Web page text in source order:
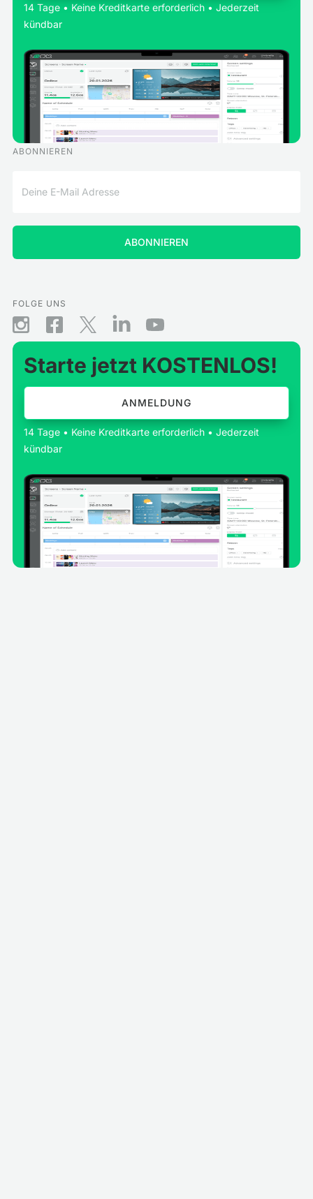
14 Tage • Keine Kreditkarte erforderlich • Jederzeit
kündbar
ABONNIEREN
FOLGE UNS
Starte jetzt KOSTENLOS!
ANMELDUNG
14 Tage • Keine Kreditkarte erforderlich • Jederzeit
kündbar